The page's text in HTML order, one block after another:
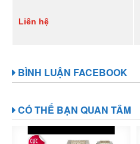
Liên hệ
BÌNH LUẬN FACEBOOK
CÓ THỂ BẠN QUAN TÂM